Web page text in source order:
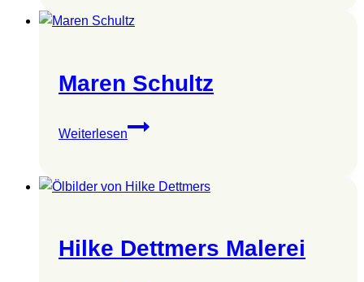
Maren Schultz
Weiterlesen
Maren
Hilke Dettmers Malerei